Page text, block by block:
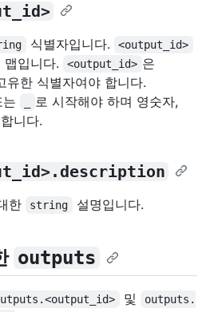
식별자입니다. <output_id>
맵입니다. <output_id> 은
유한 식별자여야 합니다.
로 시작해야 하며 영숫자,
니다.
한 string 설명입니다.
outputs
및
outputs.